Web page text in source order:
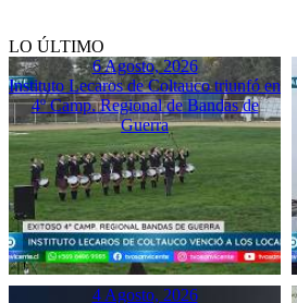
LO ÚLTIMO
6 Agosto, 2026
Instituto Lecaros de Coltauco triunfó en
4º Camp. Regional de Bandas de
Guerra
4 Agosto, 2026